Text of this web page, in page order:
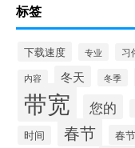
标签
下载速度 专业 习
内容 冬天 冬季
带宽 您的
时间 春节 春